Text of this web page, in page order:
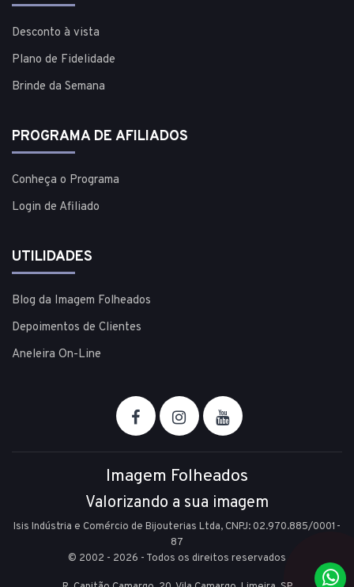
Desconto à vista
Plano de Fidelidade
Brinde da Semana
PROGRAMA DE AFILIADOS
Conheça o Programa
Login de Afiliado
UTILIDADES
Blog da Imagem Folheados
Depoimentos de Clientes
Aneleira On-Line
Imagem Folheados
Valorizando a sua imagem
Isis Indústria e Comércio de Bijouterias Ltda, CNPJ: 02.970.885/0001-
87
© 2002 - 2026 - Todos os direitos reservados